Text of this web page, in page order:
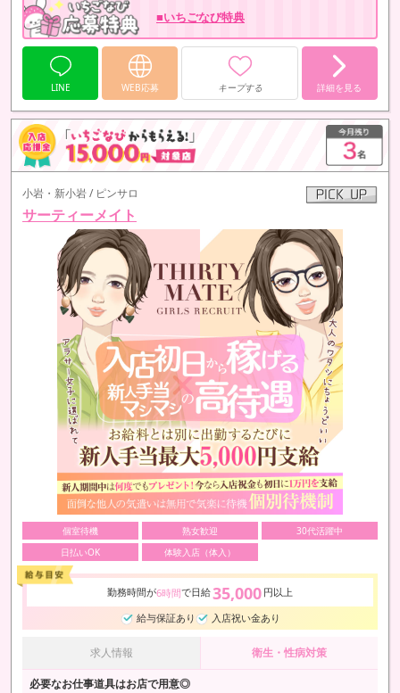
■いちごなび特典
LINE WEB応募 キープする 詳細を見る
小岩・新小岩 / ピンサロ
サーティーメイト
個室待機 熟女歓迎
30代活躍中
日払いOK
体験入店（体入）
勤務時間が6時間で日給35,000 円以上
給与保証あり
入店祝い金あり
求人情報 衛生・性病対策
必要なお仕事道具はお店で用意◎